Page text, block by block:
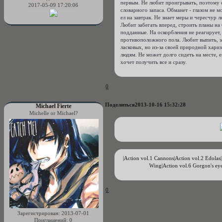
2017-05-09 17:20:06
первым. Не любит проигрывать, поэтому
словарного запаса. Обманет - глазом не
ел на завтрак. Не знает меры и чересчур
Любит забегать вперед, строить планы
подданные. На оскорбления не
противоположного пола. Любит выпить,
ласковых, но из-за своей природной
людям. Не может долго сидеть на месте,
хочет получить все и сразу.
0
Поделиться2013-10-16 15:32:28
Michael Fierte
Michelle or Michael?
Зарегистрирован: 2013-07-01
Приглашений: 0
|Action vol.1 Cannons| Action vol.2 Edolas|
Wing| Action vol.6 Gorgon's
0